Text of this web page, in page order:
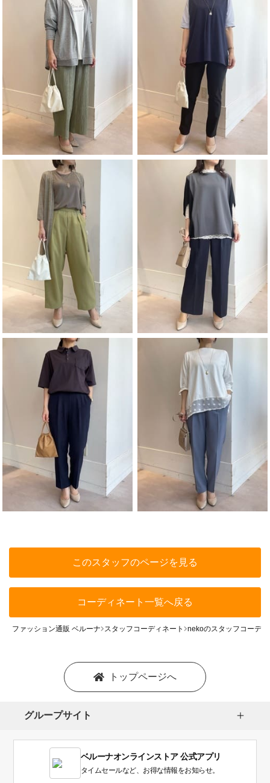
このスタッフのページを見る
コーディネート一覧へ戻る
ファッション通販 ベルーナ スタッフコーディネート nekoのスタッフコーデ
トップページへ
グループサイト
ベルーナオンラインストア 公式アプリ
タイムセールなど、お得な情報をお知らせ。